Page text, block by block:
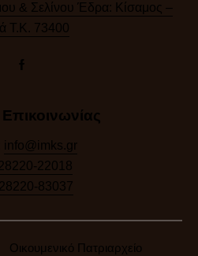
& Σελίνου Έδρα: Κίσαμος –
Τ.Κ. 73400
Επικοινωνίας
info@imks.gr
22018
28220-83037
Οικουμενικό Πατριαρχείο